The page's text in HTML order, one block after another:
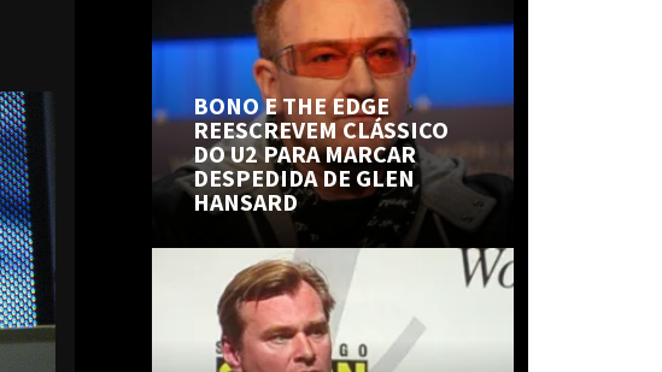
BONO E THE EDGE
REESCREVEM CLÁSSICO
DO U2 PARA MARCAR
DESPEDIDA DE GLEN
HANSARD